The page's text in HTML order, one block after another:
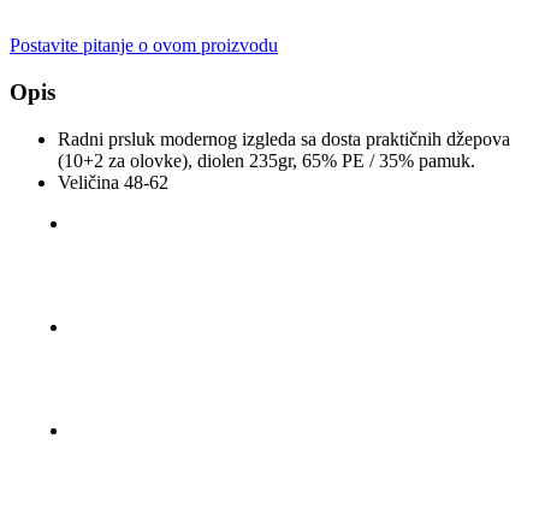
Postavite pitanje o ovom proizvodu
Opis
Radni prsluk modernog izgleda sa dosta praktičnih džepova
(10+2 za olovke), diolen 235gr, 65% PE / 35% pamuk.
Veličina 48-62